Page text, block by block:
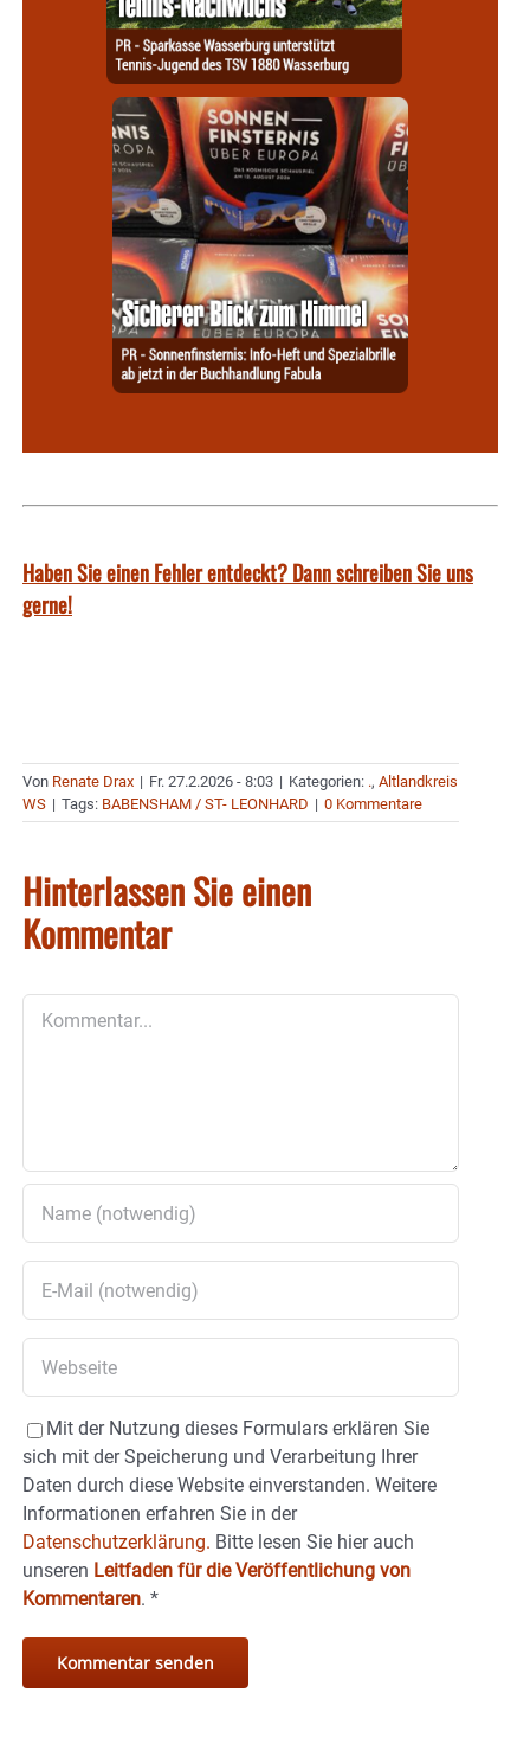
Haben Sie einen Fehler entdeckt? Dann schreiben Sie uns
gerne!
Von Renate Drax | Fr. 27.2.2026 - 8:03 | Kategorien: ., Altlandkreis
WS | Tags: BABENSHAM / ST- LEONHARD | 0 Kommentare
Hinterlassen Sie einen
Kommentar
Mit der Nutzung dieses Formulars erklären Sie
sich mit der Speicherung und Verarbeitung Ihrer
Daten durch diese Website einverstanden. Weitere
Informationen erfahren Sie in der
Datenschutzerklärung. Bitte lesen Sie hier auch
unseren Leitfaden für die Veröffentlichung von
Kommentaren. *